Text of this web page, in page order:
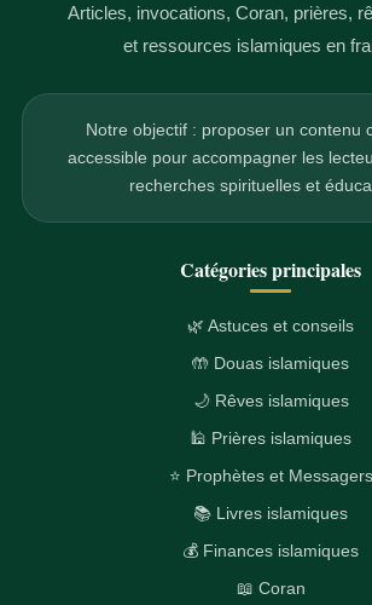
Articles, invocations, Coran, prières,
et ressources islamiques en
Notre objectif : proposer un contenu
accessible pour accompagner les
recherches spirituelles et
Catégories principales
🌿 Astuces et conseils
🤲 Douas islamiques
🌙 Rêves islamiques
🕌 Prières islamiques
⭐ Prophètes et Messagers
📚 Livres islamiques
💰 Finances islamiques
📖 Coran